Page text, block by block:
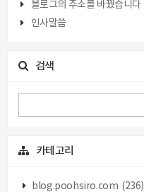
블로그의 주소를 바꿨습니다
인사말씀
검색
카테고리
blog.poohsiro.com (236)